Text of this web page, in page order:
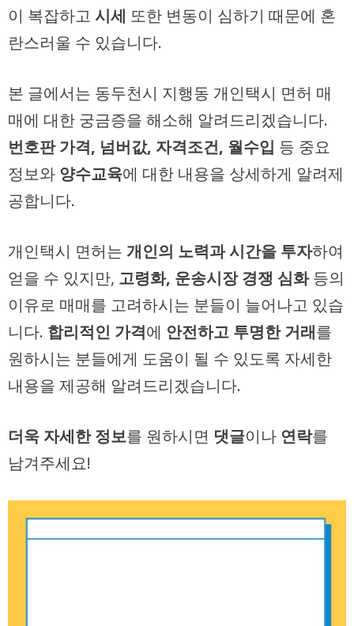
이 복잡하고 시세 또한 변동이 심하기 때문에 혼
란스러울 수 있습니다.
본 글에서는 동두천시 지행동 개인택시 면허 매
매에 대한 궁금증을 해소해 알려드리겠습니다.
번호판 가격, 넘버값, 자격조건, 월수입 등 중요
정보와 양수교육에 대한 내용을 상세하게 알려제
공합니다.
개인택시 면허는 개인의 노력과 시간을 투자하여
얻을 수 있지만, 고령화, 운송시장 경쟁 심화등의
이유로 매매를 고려하시는 분들이 늘어나고 있습
니다. 합리적인 가격에 안전하고 투명한 거래를
원하시는 분들에게 도움이 될 수 있도록 자세한
내용을 제공해 알려드리겠습니다.
더욱 자세한 정보를 원하시면 댓글이나 연락를
남겨주세요!